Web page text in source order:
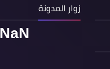
زوار المدونة
NaN